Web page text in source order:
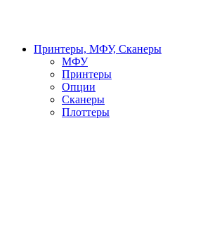
Принтеры, МФУ, Сканеры
МФУ
Принтеры
Опции
Сканеры
Плоттеры